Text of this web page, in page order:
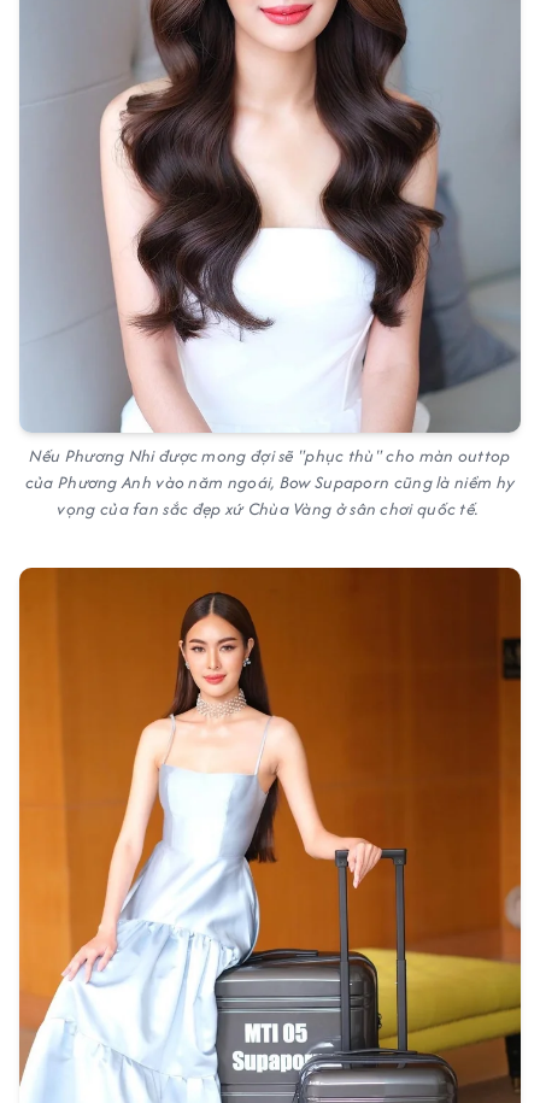
Nếu Phương Nhi được mong đợi sẽ "phục thù" cho màn outtop
của Phương Anh vào năm ngoái, Bow Supaporn cũng là niềm hy
vọng của fan sắc đẹp xứ Chùa Vàng ở sân chơi quốc tế.